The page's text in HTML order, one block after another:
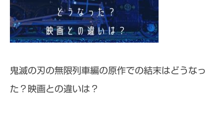
鬼滅の刃の無限列車編の原作での結末はどうなっ
た？映画との違いは？